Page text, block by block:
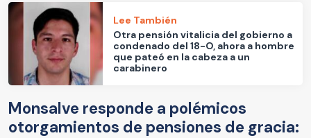
Lee También
Otra pensión vitalicia del gobierno a
condenado del 18-O, ahora a hombre
que pateó en la cabeza a un
carabinero
Monsalve responde a polémicos
otorgamientos de pensiones de gracia: